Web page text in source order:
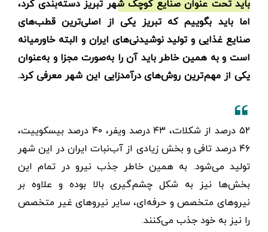
باید تحت عنوان صنایع کوچک شهر تبریز دسته‌بندی کرد،
اما باید بگوییم که تبریز یکی از اصلی‌ترین قطب‌های
صنایع غذایی و تولید نوشیدنی‌های ایران و البته خاورمیانه
است و به همین خاطر باید آن را به‌صورت مجزا و به‌عنوان
یکی از مهم‌ترین روش‌های درآمدزایی این شهر معرفی کرد.
۵۲ درصد از شکلات، ۴۳ درصد ویفر، ۴۰ درصد بیسکوییت،
۴۶ درصد تافی و بخش زیادی از آب‌نبات ایران در این شهر
تولید می‌شود. به همین خاطر جذب نیرو در تمام این
بخش‌ها نیز به شکل چشم‌گیری بالا بوده و علاوه بر
نیروهای متخصص و حرفه‌ای، سایر نیروهای غیر متخصص
را نیز به خود جذب می‌کنند.